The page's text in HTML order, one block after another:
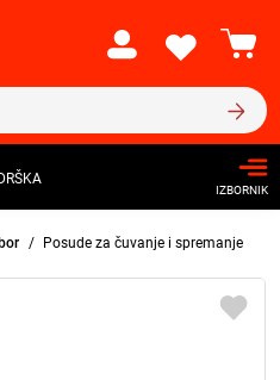
IZBORNIK
Posude za čuvanje i spremanje